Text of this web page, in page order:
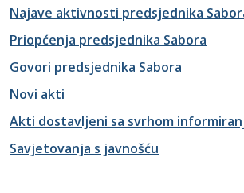
Najave aktivnosti predsjednika
Priopćenja predsjednika Sabora
Govori predsjednika Sabora
Novi akti
Akti dostavljeni sa svrhom
Savjetovanja s javnošću